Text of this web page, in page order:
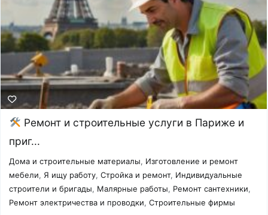
Ремонт и строительные услуги в Париже и
приг...
Дома и строительные материалы, Изготовление и ремонт
мебели, Я ищу работу,Стройка и ремонт, Индивидуальные
строители и бригады, Малярные работы, Ремонт сантехники,
Ремонт электричества и проводки,Строительные фирмы